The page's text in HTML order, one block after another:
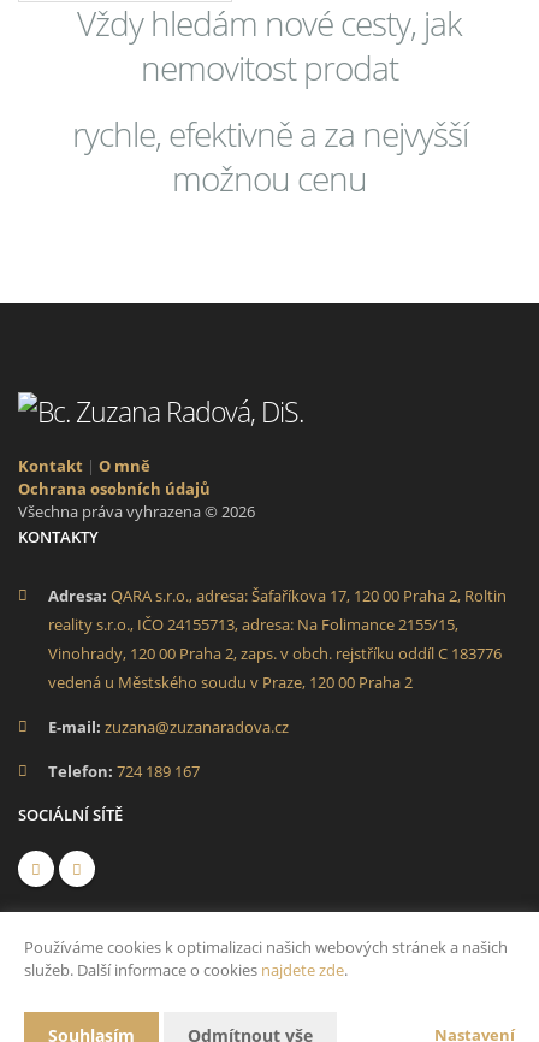
Vždy hledám nové cesty, jak
nemovitost prodat
rychle, efektivně a za nejvyšší
možnou cenu
Kontakt | O mně
Ochrana osobních údajů
Všechna práva vyhrazena © 2026
KONTAKTY
Adresa: QARA s.r.o., adresa: Šafaříkova 17, 120 00 Praha 2, Roltin
reality s.r.o., IČO 24155713, adresa: Na Folimance 2155/15,
Vinohrady, 120 00 Praha 2, zaps. v obch. rejstříku oddíl C 183776
vedená u Městského soudu v Praze, 120 00 Praha 2
E-mail: zuzana@zuzanaradova.cz
Telefon: 724 189 167
SOCIÁLNÍ SÍTĚ
Vytvořeno v systému
Používáme cookies k optimalizaci našich webových stránek a našich
služeb. Další informace o cookies najdete zde.
Souhlasím Odmítnout vše Nastavení